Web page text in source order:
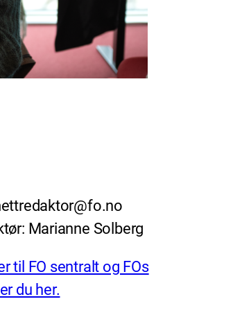
Marianne Solberg
til FO sentralt og FOs
du her.